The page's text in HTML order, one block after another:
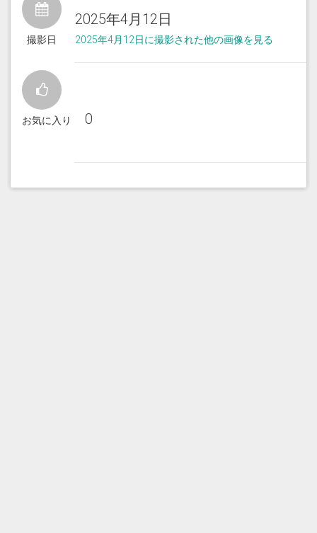
撮影日
2025年4月12日
2025年4月12日に撮影された他の画像を見る
お気に入り 0